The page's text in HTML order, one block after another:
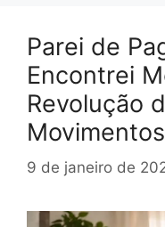
Parei de
Encontrei
Revolução
9 de janeiro de